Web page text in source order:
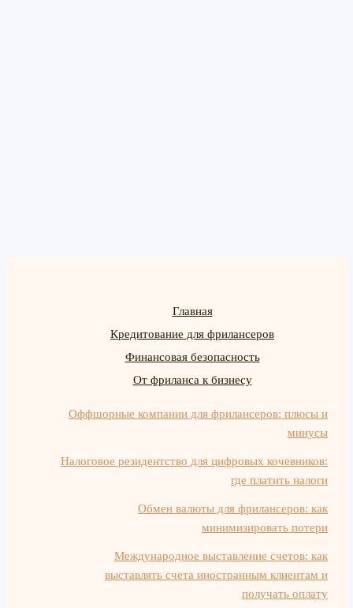
Главная
Кредитование для фрилансеров
Финансовая безопасность
От фриланса к бизнесу
Оффшорные компании для фрилансеров: плюсы и
минусы
Налоговое резидентство для цифровых кочевников:
где платить налоги
Обмен валюты для фрилансеров: как
минимизировать потери
Международное выставление счетов: как
выставлять счета иностранным клиентам и
получать оплату